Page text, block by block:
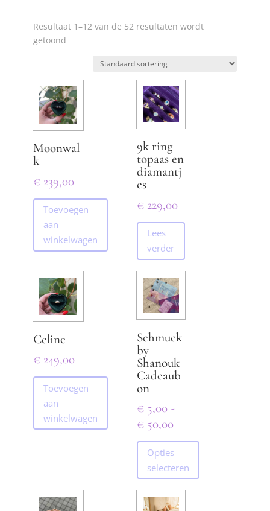
Resultaat 1–12 van de 52 resultaten wordt
getoond
Moonwal
k
€239,00
Toevoegen
aan
winkelwagen
9k ring
topaas en
diamantj
es
€ 229,00
Lees
verder
Celine
€249,00
Toevoegen
aan
winkelwagen
Schmuck
by
Shanouk
Cadeaub
on
€ 5,00 -
€ 50,00Prijsklasse:
€ 5,00
tot
€ 50,00
Opties
selecteren
product